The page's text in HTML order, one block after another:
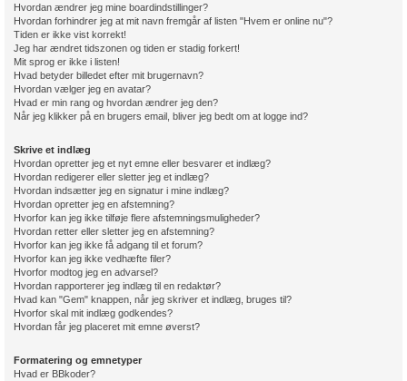
Hvordan ændrer jeg mine boardindstillinger?
Hvordan forhindrer jeg at mit navn fremgår af listen "Hvem er online nu"?
Tiden er ikke vist korrekt!
Jeg har ændret tidszonen og tiden er stadig forkert!
Mit sprog er ikke i listen!
Hvad betyder billedet efter mit brugernavn?
Hvordan vælger jeg en avatar?
Hvad er min rang og hvordan ændrer jeg den?
Når jeg klikker på en brugers email, bliver jeg bedt om at logge ind?
Skrive et indlæg
Hvordan opretter jeg et nyt emne eller besvarer et indlæg?
Hvordan redigerer eller sletter jeg et indlæg?
Hvordan indsætter jeg en signatur i mine indlæg?
Hvordan opretter jeg en afstemning?
Hvorfor kan jeg ikke tilføje flere afstemningsmuligheder?
Hvordan retter eller sletter jeg en afstemning?
Hvorfor kan jeg ikke få adgang til et forum?
Hvorfor kan jeg ikke vedhæfte filer?
Hvorfor modtog jeg en advarsel?
Hvordan rapporterer jeg indlæg til en redaktør?
Hvad kan "Gem" knappen, når jeg skriver et indlæg, bruges til?
Hvorfor skal mit indlæg godkendes?
Hvordan får jeg placeret mit emne øverst?
Formatering og emnetyper
Hvad er BBkoder?